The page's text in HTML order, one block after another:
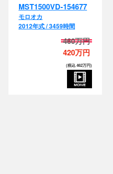
MST1500VD-154677
モロオカ
2012年式 / 3459時間
460万円
420万円
(税込 462万円)